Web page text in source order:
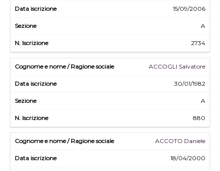
15/09/2006
A
2734
ACCOGLI Salvatore
30/01/1982
A
880
ACCOTO Daniele
18/04/2000